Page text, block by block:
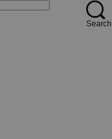
Search